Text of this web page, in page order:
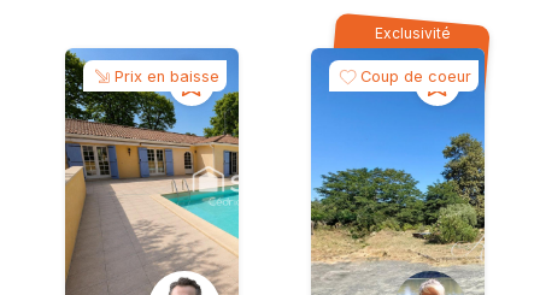
Prix en baisse
Exclusivité
Coup de coeur